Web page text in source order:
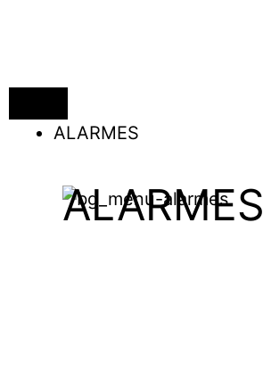
ALARMES
ALARMES